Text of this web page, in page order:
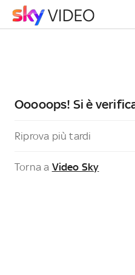
Ooooops! Si è
Riprova più tardi
Torna a Video Sky